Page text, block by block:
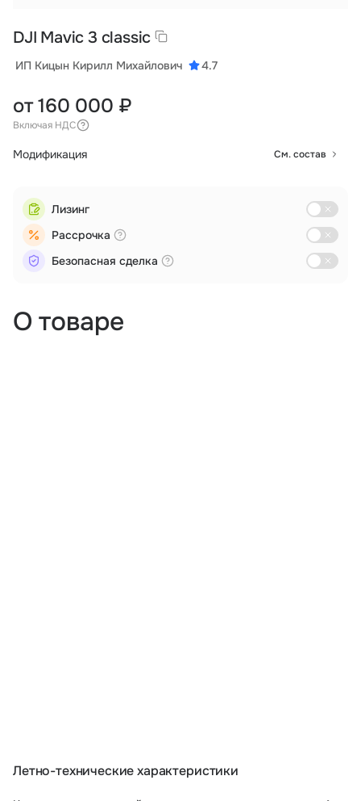
О товаре
Летно-технические характеристики
DJI Mavic 3 classic
ИП Кицын Кирилл Михайлович 4.7
от 160 000 ₽
Включая НДС
Модификация См. состав
Лизинг
Рассрочка
Безопасная сделка